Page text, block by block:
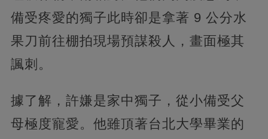
備受疼愛的獨子此時卻是拿著 9 公分水
果刀前往棚拍現場預謀殺人，畫面極其
諷刺。
據了解，許嫌是家中獨子，從小備受父
母極度寵愛。他雖頂著台北大學畢業的